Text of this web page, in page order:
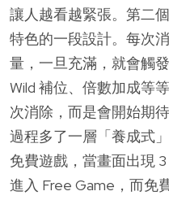
讓人越看越緊張。第二
特色的一段設計。每次
量，一旦充滿，就會觸
Wild 補位、倍數加成等
次消除，而是會開始期
過程多了一層「養成式
免費遊戲，當畫面出現
進入 Free Game，而免